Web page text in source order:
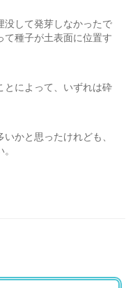
没して発芽しなかったで
て種子が土表面に位置す
とによって、いずれは砕
かと思ったけれども、